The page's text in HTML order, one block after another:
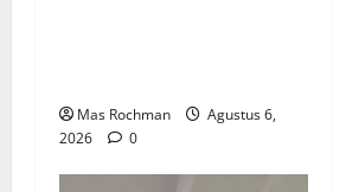
Mas Rochman
Agustus 6,
2026
0